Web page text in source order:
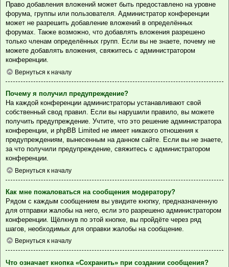
Право добавления вложений может быть предоставлено на уровне
форума, группы или пользователя. Администратор конференции
может не разрешить добавление вложений в определённых
форумах. Также возможно, что добавлять вложения разрешено
только членам определённых групп. Если вы не знаете, почему не
можете добавлять вложения, свяжитесь с администратором
конференции.
Вернуться к началу
Почему я получил предупреждение?
На каждой конференции администраторы устанавливают свой
собственный свод правил. Если вы нарушили правило, вы можете
получить предупреждение. Учтите, что это решение администратора
конференции, и phpBB Limited не имеет никакого отношения к
предупреждениям, вынесенным на данном сайте. Если вы не знаете,
за что получили предупреждение, свяжитесь с администратором
конференции.
Вернуться к началу
Как мне пожаловаться на сообщения модератору?
Рядом с каждым сообщением вы увидите кнопку, предназначенную
для отправки жалобы на него, если это разрешено администратором
конференции. Щёлкнув по этой кнопке, вы пройдёте через ряд
шагов, необходимых для оправки жалобы на сообщение.
Вернуться к началу
Что означает кнопка «Сохранить» при создании сообщения?